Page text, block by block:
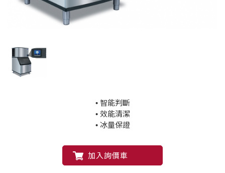
• 智能判斷
• 效能清潔
• 冰量保證
加入詢價車